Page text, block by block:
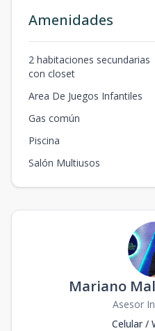
Amenidades
2 habitaciones secundarias
con closet
Area De Juegos Infantiles
Gas común
Piscina
Salón Multiusos
Mariano
Asesor
Celular /